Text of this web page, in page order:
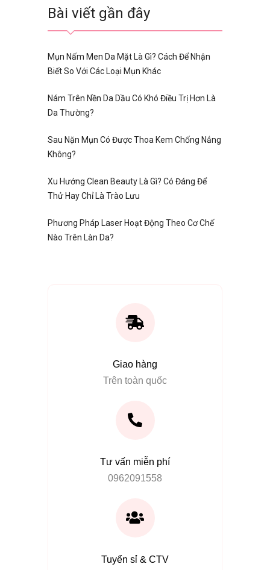
Bài viết gần đây
Mụn Nấm Men Da Mặt Là Gì? Cách Để Nhận
Biết So Với Các Loại Mụn Khác
Nám Trên Nền Da Dầu Có Khó Điều Trị Hơn Là
Da Thường?
Sau Nặn Mụn Có Được Thoa Kem Chống Nắng
Không?
Xu Hướng Clean Beauty Là Gì? Có Đáng Để
Thử Hay Chỉ Là Trào Lưu
Phương Pháp Laser Hoạt Động Theo Cơ Chế
Nào Trên Làn Da?
Giao hàng
Trên toàn quốc
Tư vấn miễn phí
0962091558
Tuyển sỉ & CTV